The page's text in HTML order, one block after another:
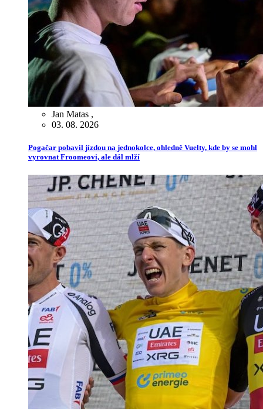
Jan Matas ,
03. 08. 2026
Pogačar pobavil jízdou na jednokolce, ohledně Vuelty, kde by se mohl
vyrovnat Froomeovi, ale dál mlží